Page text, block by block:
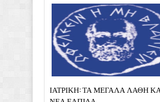
ΙΑΤΡΙΚΗ: ΤΑ ΜΕΓΑΛΑ ΛΑΘΗ